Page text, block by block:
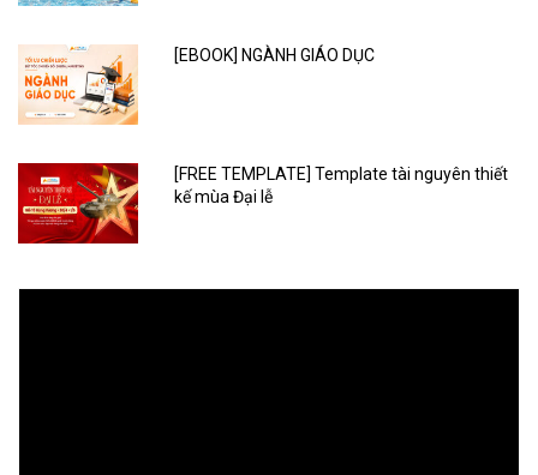
[EBOOK] NGÀNH GIÁO DỤC
[FREE TEMPLATE] Template tài nguyên thiết
kế mùa Đại lễ